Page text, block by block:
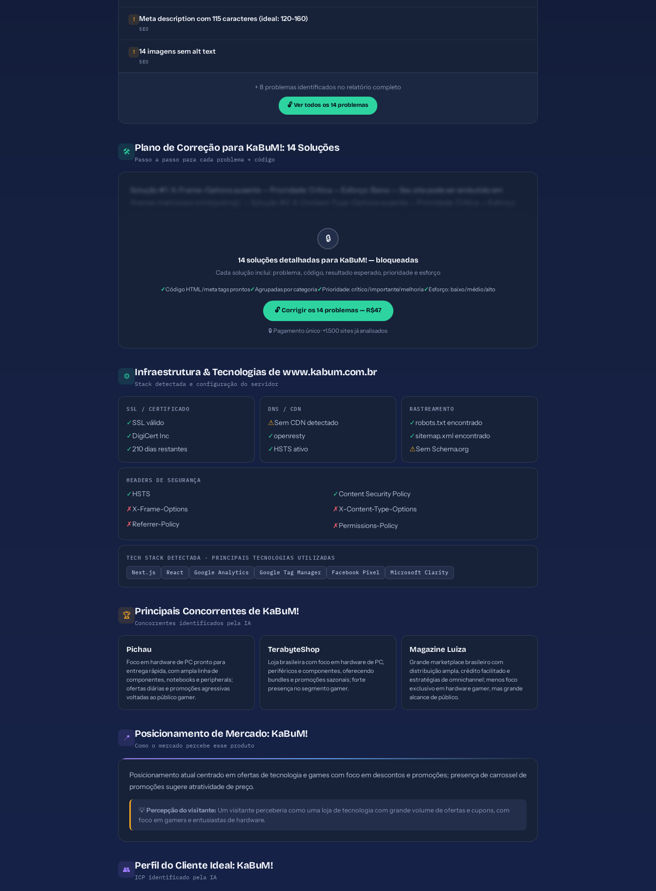
! Meta description com 115 caracteres (ideal: 120-160)
SEO
! 14 imagens sem alt text
SEO
+ 8 problemas identificados no relatório completo
🔓 Ver todos os 14 problemas
🛠 Plano de Correção para KaBuM!: 14 Soluções
Passo a passo para cada problema + código
Solução #1: X-Frame-Options ausente — Prioridade: Crítica — Esforço: Baixo — Seu site pode ser embutido em
115 caracteres (ideal: 120-160) — Prioridade: Importante — Esforço: Baixo
🔒
14 soluções detalhadas para KaBuM! — bloqueadas
Cada solução inclui: problema, código, resultado esperado, prioridade e esforço
✓Código HTML/meta tags prontos✓Agrupadas por categoria✓Prioridade: crítico/importante/melhoria✓Esforço: baixo/médio/alto
🔓 Corrigir os 14 problemas — R$47
🔒 Pagamento único · +1.500 sites já analisados
⚙ Infraestrutura & Tecnologias de www.kabum.com.br
Stack detectada e configuração do servidor
SSL / CERTIFICADO
✓SSL válido
✓ DigiCert Inc
✓210 dias restantes
DNS / CDN
⚠Sem CDN detectado
✓openresty
✓ HSTS ativo
RASTREAMENTO
✓ robots.txt encontrado
✓sitemap.xml encontrado
⚠Sem Schema.org
HEADERS DE SEGURANÇA
✓ HSTS ✓Content Security Policy
✗X-Frame-Options ✗X-Content-Type-Options
✗Referrer-Policy ✗Permissions-Policy
TECH STACK DETECTADA - PRINCIPAIS TECNOLOGIAS UTILIZADAS
Next.js React Google Analytics Google Tag Manager Facebook Pixel Microsoft Clarity
🏆 Principais Concorrentes de KaBuM!
Concorrentes identificados pela IA
Pichau
Foco em hardware de PC pronto para
entrega rápida, com ampla linha de
componentes, notebooks e peripherals;
ofertas diárias e promoções agressivas
voltadas ao público gamer.
TerabyteShop
Loja brasileira com foco em hardware de PC,
periféricos e componentes, oferecendo
bundles e promoções sazonais; forte
presença no segmento gamer.
Magazine Luiza
Grande marketplace brasileiro com
distribuição ampla, crédito facilitado e
estratégias de omnichannel; menos foco
exclusivo em hardware gamer, mas grande
alcance de público.
📍 Posicionamento de Mercado: KaBuM!
Como o mercado percebe esse produto
Posicionamento atual centrado em ofertas de tecnologia e games com foco em descontos e promoções; presença de carrossel de
promoções sugere atratividade de preço.
💡Percepção do visitante: Um visitante perceberia como uma loja de tecnologia com grande volume de ofertas e cupons, com
foco em gamers e entusiastas de hardware.
👥 Perfil do Cliente Ideal: KaBuM!
ICP identificado pela IA